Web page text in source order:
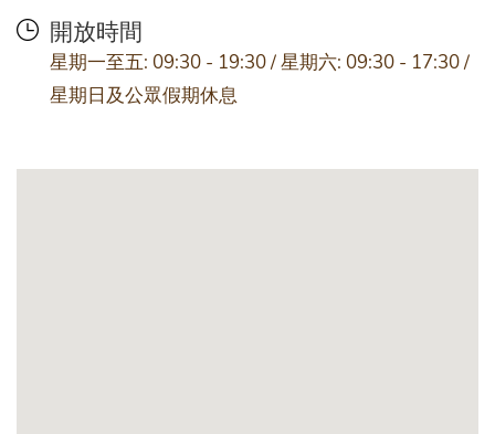
開放時間
星期一至五: 09:30 - 19:30 / 星期六: 09:30 - 17:30 /
星期日及公眾假期休息